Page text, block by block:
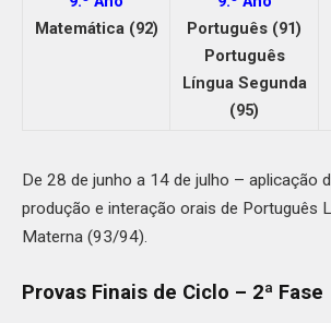
Matemática (92)
Português (91)
Português
Língua Segunda
(95)
De 28 de junho a 14 de julho – aplicação
produção e interação orais de Português
Materna (93/94).
Provas Finais de Ciclo – 2ª Fase